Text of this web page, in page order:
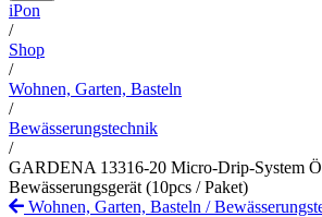
iPon
/
Shop
/
Wohnen, Garten, Basteln
/
Bewässerungstechnik
/
GARDENA 13316-20 Micro-Drip-System
Bewässerungsgerät (10pcs / Paket)
Wohnen, Garten, Basteln /